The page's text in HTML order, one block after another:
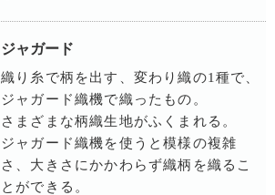
ジャガード
織り糸で柄を出す、変わり織の1種で、
ジャガード織機で織ったもの。
さまざまな柄織生地がふくまれる。
ジャガード織機を使うと模様の複雑
さ、大きさにかかわらず織柄を織るこ
とができる。